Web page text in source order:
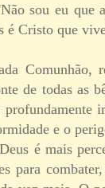
sou eu que
é Cristo que
Comunhão,
de todas as
e o
é mais
para